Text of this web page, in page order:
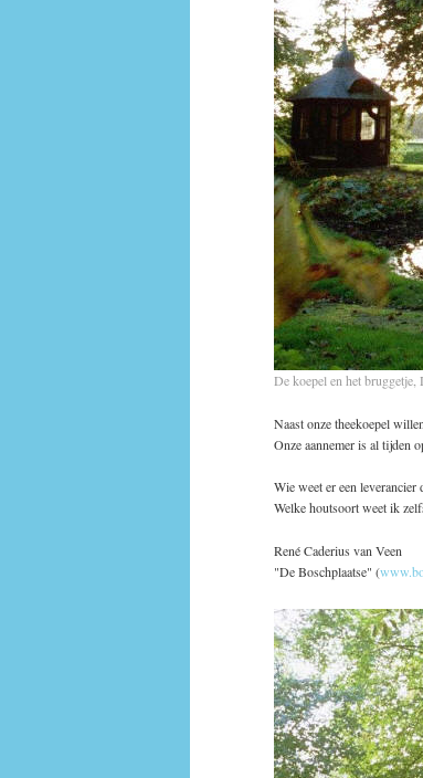
De koepel en het
Naast onze theekoepel
Onze aannemer is al tijden
Wie weet er een leverancier
Welke houtsoort weet ik
René Caderius van Veen
"De Boschplaatse" (